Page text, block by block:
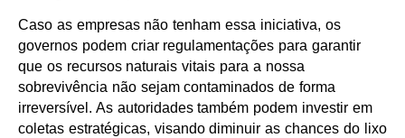
Caso as empresas não tenham essa iniciativa, os
governos podem criar regulamentações para garantir
que os recursos naturais vitais para a nossa
sobrevivência não sejam contaminados de forma
irreversível. As autoridades também podem investir em
coletas estratégicas, visando diminuir as chances do lixo